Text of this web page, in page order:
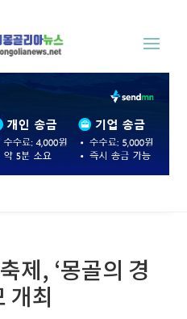
제, ‘몽골의 경
개최